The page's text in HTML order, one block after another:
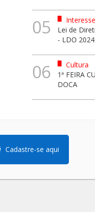
05
Lei de
- LDO 2024
06
Cultura
1ª FEIRA
DOCA
Cadastre-se aqui